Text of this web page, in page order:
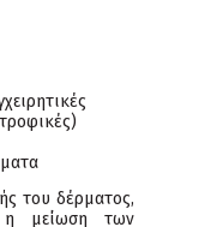
του δέρματος,
η μείωση των